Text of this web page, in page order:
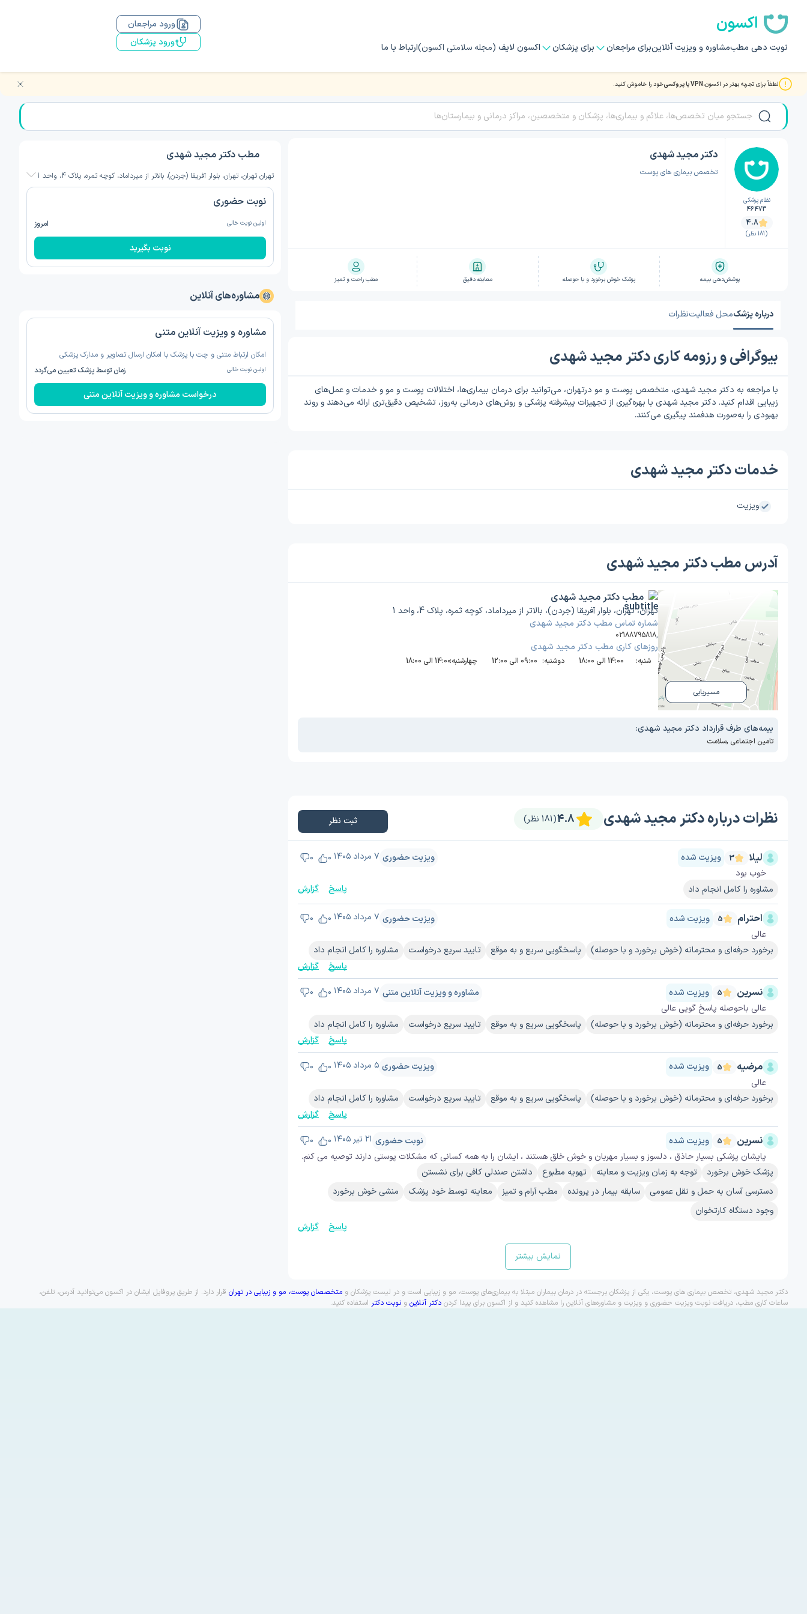
اکسون
نوبت دهی مطبمشاوره و ویزیت آنلاینبرای مراجعان برای پزشکان اکسون لایف (مجله سلامتی اکسون)ارتباط با ما
ورود مراجعان
ورود پزشکان
لطفاً برای تجربه بهتر در اکسون،VPN یا پروکسی خود را خاموش کنید. صفحه اصلی/دکتر پوست، مو و زیبایی/دکتر پوست، مو و زیبایی تهران
نظام پزشکی
46473
4.8
(181 نظر)
دکتر مجید شهدی
تخصص بیماری های پوست
پوشش‌دهی بیمه پزشک خوش برخورد و با حوصله معاینه دقیق مطب راحت و تمیز
درباره پزشکمحل فعالیتنظرات
بیوگرافی و رزومه کاری دکتر مجید شهدی
با مراجعه به دکتر مجید شهدی، متخصص پوست و مو درتهران، می‌توانید برای درمان بیماری‌ها، اختلالات پوست و مو و خدمات و عمل‌های
زیبایی اقدام کنید. دکتر مجید شهدی با بهره‌گیری از تجهیزات پیشرفته پزشکی و روش‌های درمانی به‌روز، تشخیص دقیق‌تری ارائه می‌دهند و روند
بهبودی را به‌صورت هدفمند پیگیری می‌کنند.
خدمات دکتر مجید شهدی
ویزیت
آدرس مطب دکتر مجید شهدی
مسیریابی
مطب دکتر مجید شهدی
تهران، تهران، بلوار آفریقا (جردن)، بالاتر از میرداماد، کوچه ثمره، پلاک 4، واحد 1
شماره تماس مطب دکتر مجید شهدی
02188795818,
روز‌های کاری مطب دکتر مجید شهدی
شنبه: 14:00 الی 18:00 دوشنبه: 09:00 الی 12:00 چهارشنبه:14:00 الی 18:00
بیمه‌های طرف قرارداد دکتر مجید شهدی:
تامین اجتماعی ,سلامت
نظرات درباره دکتر مجید شهدی (181 نظر)4.8 ثبت نظر
لیلا 3 ویزیت شده ویزیت حضوری ۷ مرداد ۱۴۰۵ 0
0
خوب بود
مشاوره را کامل انجام داد
پاسخ گزارش
احترام 5 ویزیت شده ویزیت حضوری ۷ مرداد ۱۴۰۵ 0
0
عالی
برخورد حرفه‌ای و محترمانه (خوش برخورد و با حوصله)
پاسخگویی سریع و به موقع تایید سریع درخواست
مشاوره را کامل انجام داد
پاسخ
گزارش
نسرین 5 ویزیت شده مشاوره و ویزیت آنلاین متنی ۷ مرداد ۱۴۰۵ 0
0
عالی باحوصله پاسخ گویی عالی
برخورد حرفه‌ای و محترمانه (خوش برخورد و با حوصله)
پاسخگویی سریع و به موقع تایید سریع درخواست
مشاوره را کامل انجام داد
پاسخ
گزارش
مرضیه 5 ویزیت شده ویزیت حضوری ۵ مرداد ۱۴۰۵ 0
0
عالی
برخورد حرفه‌ای و محترمانه (خوش برخورد و با حوصله)
پاسخگویی سریع و به موقع تایید سریع درخواست
مشاوره را کامل انجام داد
پاسخ
گزارش
نسرین 5 ویزیت شده نوبت حضوری ۲۱ تیر ۱۴۰۵ 0
0
پایشان پزشکی بسیار حاذق ، دلسوز و بسیار مهربان و خوش خلق هستند ، ایشان را به همه کسانی که مشکلات پوستی دارند توصیه می کنم.
پزشک خوش برخورد
توجه به زمان ویزیت و معاینه تهویه مطبوع
داشتن صندلی کافی برای نشستن
دسترسی آسان به حمل و نقل عمومی
سابقه بیمار در پرونده مطب آرام و تمیز معاینه توسط خود پزشک
منشی خوش برخورد
وجود دستگاه کارتخوان
پاسخ
گزارش
نمایش بیشتر
مطب دکتر مجید شهدی
تهران تهران، تهران، بلوار آفریقا (جردن)، بالاتر از میرداماد، کوچه ثمره، پلاک 4، واحد 1
نوبت حضوری
اولین نوبت خالی امروز
نوبت بگیرید
مشاوره‌های آنلاین
مشاوره و ویزیت آنلاین متنی
امکان ارتباط متنی و چت با پزشک با امکان ارسال تصاویر و مدارک پزشکی
اولین نوبت خالی زمان توسط پزشک تعیین می‌گردد
درخواست مشاوره و ویزیت آنلاین متنی
دکتر مجید شهدی، تخصص بیماری های پوست، یکی از پزشکان برجسته در درمان بیماران مبتلا به بیماری‌های پوست، مو و زیبایی است و در لیست پزشکان و متخصصان پوست، مو و زیبایی در تهران قرار دارد. از طریق پروفایل ایشان در اکسون می‌توانید آدرس، تلفن،
ساعات کاری مطب، دریافت نوبت ویزیت حضوری و ویزیت و مشاوره‌های آنلاین را مشاهده کنید و از اکسون برای پیدا کردن دکتر آنلاین و نوبت دکتر استفاده کنید.